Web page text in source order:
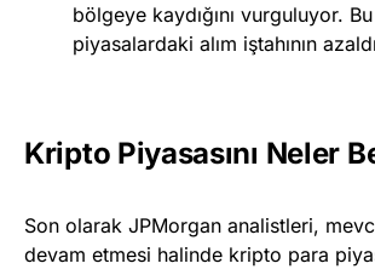
bölgeye kaydığını vurguluyor.
piyasalardaki alım iştahının
Kripto Piyasasını Neler
Son olarak JPMorgan analistleri,
devam etmesi halinde kripto para